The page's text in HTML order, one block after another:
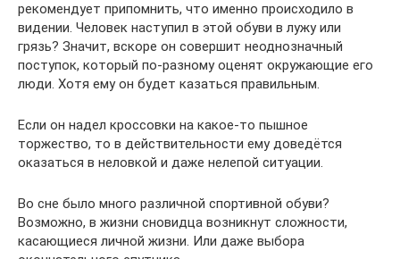
рекомендует припомнить, что именно происходило в
видении. Человек наступил в этой обуви в лужу или
грязь? Значит, вскоре он совершит неоднозначный
поступок, который по-разному оценят окружающие его
люди. Хотя ему он будет казаться правильным.
Если он надел кроссовки на какое-то пышное
торжество, то в действительности ему доведётся
оказаться в неловкой и даже нелепой ситуации.
Во сне было много различной спортивной обуви?
Возможно, в жизни сновидца возникнут сложности,
касающиеся личной жизни. Или даже выбора